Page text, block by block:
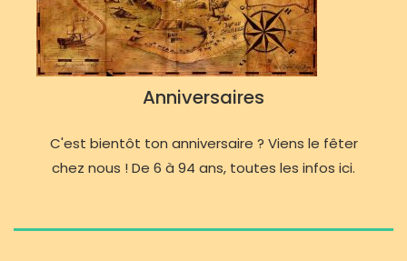
Anniversaires
C'est bientôt ton anniversaire ? Viens le fêter
chez nous ! De 6 à 94 ans, toutes les infos ici.